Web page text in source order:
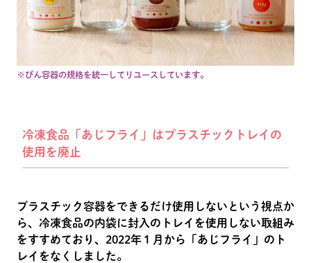
※びん容器の規格を統一してリユースしています。
冷凍食品「あじフライ」はプラスチックトレイの
使用を廃止
プラスチック容器をできるだけ使用しないという視点か
ら、冷凍食品の内袋に封入のトレイを使用しない取組み
をすすめており、2022年１月から「あじフライ」のト
レイをなくしました。